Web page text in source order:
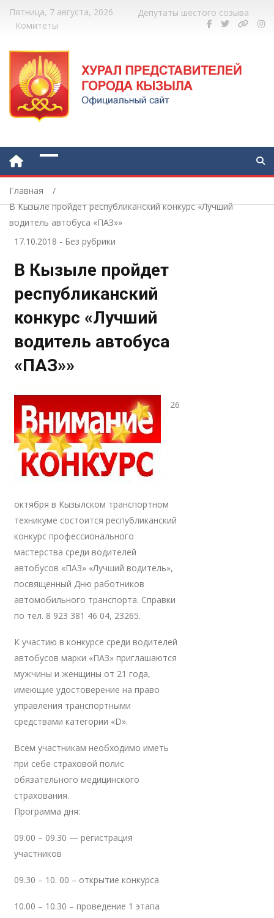
Пятница, 7 августа, 2026
Депутаты шестого созыва
Комитеты
Главная
В Кызыле пройдет республиканский конкурс «Лучший
водитель автобуса «ПАЗ»»
17.10.2018 - Без рубрики
В Кызыле пройдет
республиканский
конкурс «Лучший
водитель автобуса
«ПАЗ»»
26
октября в Кызылском транспортном
техникуме состоится республиканский
конкурс профессионального
мастерства среди водителей
автобусов «ПАЗ» «Лучший водитель»,
посвященный Дню работников
автомобильного транспорта. Справки
по тел. 8 923 381 46 04, 23265.
К участию в конкурсе среди водителей
автобусов марки «ПАЗ» приглашаются
мужчины и женщины от 21 года,
имеющие удостоверение на право
управления транспортными
средствами категории «D».
Всем участникам необходимо иметь
при себе страховой полис
обязательного медицинского
страхования.
Программа дня:
09.00 – 09.30 — регистрация
участников
09.30 – 10. 00 – открытие конкурса
10.00 – 10.30 – проведение 1 этапа